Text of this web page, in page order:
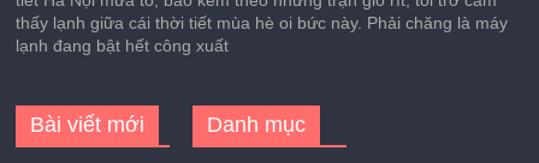
thấy lạnh giữa cái thời tiết mùa hè oi bức này. Phải chăng là máy
lạnh đang bật hết công xuất
Bài viết mới Danh mục